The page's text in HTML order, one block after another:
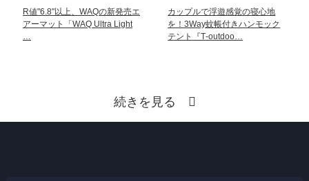
R値"6.8"以上、WAQの新発売エ
アーマット「WAQ Ultra Light
…
カップルで浮遊感覚の寝心地
を！3Way蚊帳付きハンモック
テント『T‐outdoo…
続きを見る